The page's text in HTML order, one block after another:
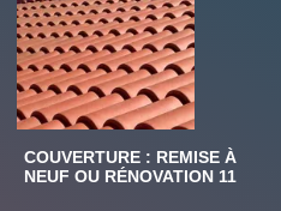
COUVERTURE : REMISE À
NEUF OU RÉNOVATION 11